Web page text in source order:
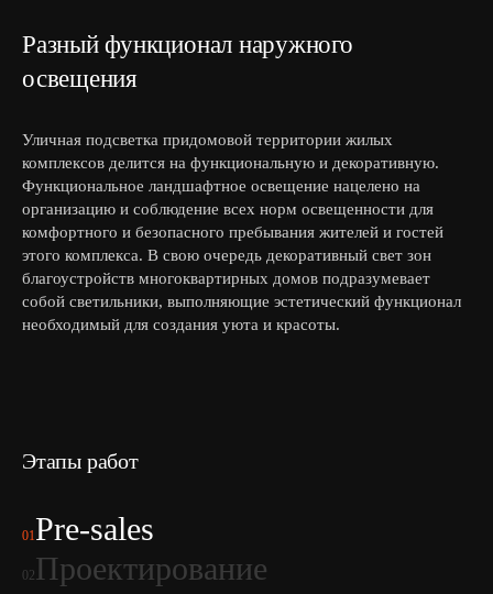
Разный функционал наружного
освещения
Уличная подсветка придомовой территории жилых
комплексов делится на функциональную и декоративную.
Функциональное ландшафтное освещение нацелено на
организацию и соблюдение всех норм освещенности для
комфортного и безопасного пребывания жителей и гостей
этого комплекса. В свою очередь декоративный свет зон
благоустройств многоквартирных домов подразумевает
собой светильники, выполняющие эстетический функционал
необходимый для создания уюта и красоты.
Этапы работ
01Pre-sales
02Проектирование